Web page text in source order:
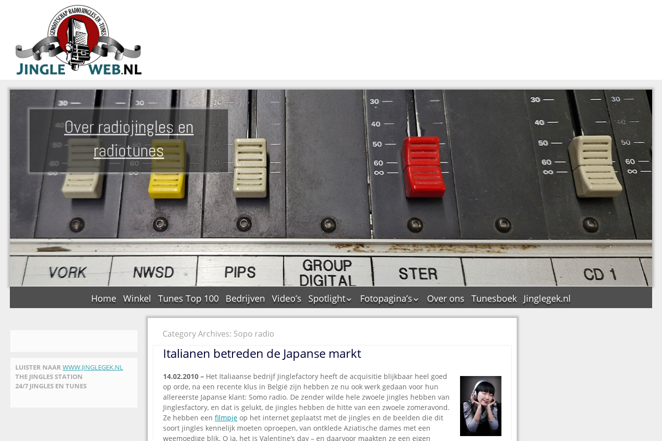
Over radiojingles en
radiotunes
Home Winkel Tunes Top 100 Bedrijven Video’s
Spotlight
De Tourflitsjingle –
Dallas jingle city
De Tourtune
Ferry Maat 65
Ferry Maat interview
Jingle Awards
Jingle NIEUW
Fotopagina’s
JAM in pictures
Top Format in
pictures
Dik Voormekaar in
foto’s
Over ons Tunesboek Jinglegek.nl
LUISTER NAAR WWW.JINGLEGEK.NL
THE JINGLES STATION
24/7 JINGLES EN TUNES
Category Archives: Sopo radio
Italianen betreden de Japanse markt
14.02.2010 – Het Italiaanse bedrijf Jinglefactory heeft de acquisitie blijkbaar heel goed
op orde, na een recente klus in België zijn hebben ze nu ook werk gedaan voor hun
allereerste Japanse klant: Somo radio. De zender wilde hele zwoele jingles hebben van
Jinglesfactory, en dat is gelukt, de jingles hebben de hitte van een zwoele zomeravond.
Ze hebben een filmpje op het internet geplaatst met de jingles en de beelden die dit
soort jingles kennelijk moeten oproepen, van ontklede Aziatische dames met een
weemoedige blik. O ja, het is Valentine’s day – en daarvoor maakten ze een eigen